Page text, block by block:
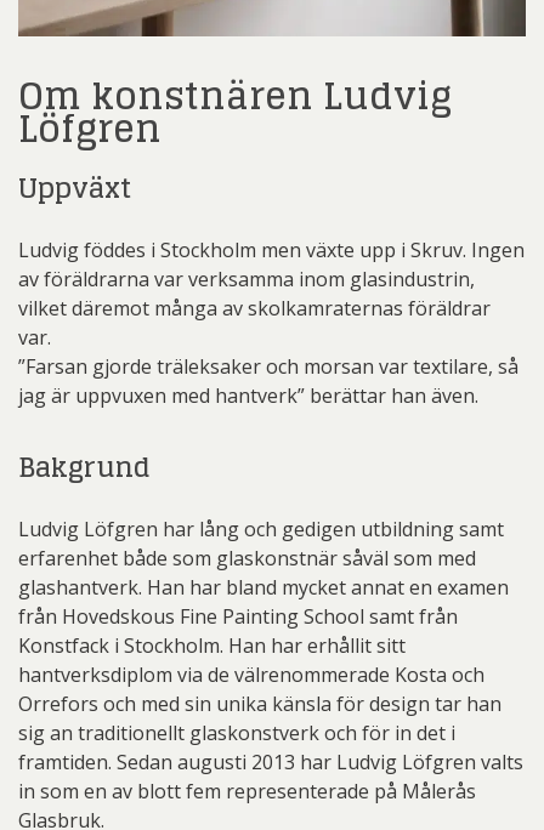
Om konstnären Ludvig
Löfgren
Uppväxt
Ludvig föddes i Stockholm men växte upp i Skruv. Ingen
av föräldrarna var verksamma inom glasindustrin,
vilket däremot många av skolkamraternas föräldrar
var.
”Farsan gjorde träleksaker och morsan var textilare, så
jag är uppvuxen med hantverk” berättar han även.
Bakgrund
Ludvig Löfgren har lång och gedigen utbildning samt
erfarenhet både som glaskonstnär såväl som med
glashantverk. Han har bland mycket annat en examen
från Hovedskous Fine Painting School samt från
Konstfack i Stockholm. Han har erhållit sitt
hantverksdiplom via de välrenommerade Kosta och
Orrefors och med sin unika känsla för design tar han
sig an traditionellt glaskonstverk och för in det i
framtiden. Sedan augusti 2013 har Ludvig Löfgren valts
in som en av blott fem representerade på Målerås
Glasbruk.